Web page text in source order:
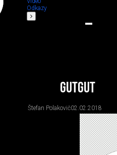
Odkazy
Gutgut
Štefan Polakovič02.02.2018